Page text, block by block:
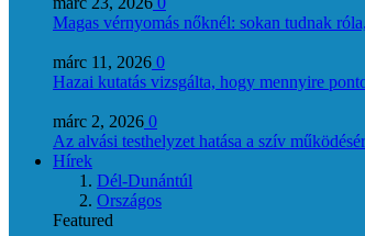
Magas vérnyomás nőknél: sokan tudnak
márc 11, 2026 0
Hazai kutatás vizsgálta, hogy mennyire
márc 2, 2026 0
Az alvási testhelyzet hatása a szív
Hírek
Dél-Dunántúl
Országos
Featured